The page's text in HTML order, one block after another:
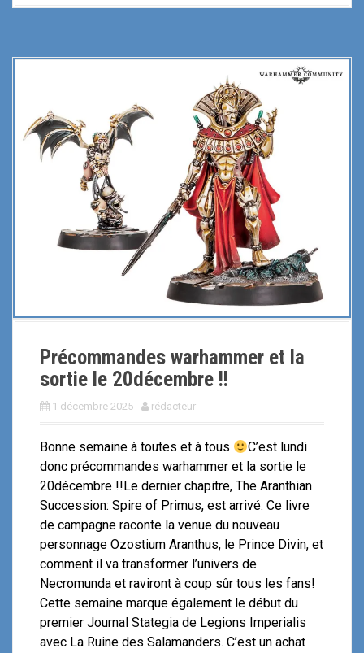
Précommandes warhammer et la
sortie le 20décembre !!
1 décembre 2025 rédacteur
Bonne semaine à toutes et à tous
C’est lundi
donc précommandes warhammer et la sortie le
20décembre !!Le dernier chapitre, The Aranthian
Succession: Spire of Primus, est arrivé. Ce livre
de campagne raconte la venue du nouveau
personnage Ozostium Aranthus, le Prince Divin, et
comment il va transformer l’univers de
Necromunda et raviront à coup sûr tous les fans!
Cette semaine marque également le début du
premier Journal Stategia de Legions Imperialis
avec La Ruine des Salamanders. C’est un achat